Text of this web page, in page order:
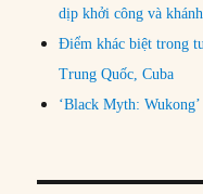
dịp khởi công và
Điểm khác biệt trong
Trung Quốc, Cuba
‘Black Myth: